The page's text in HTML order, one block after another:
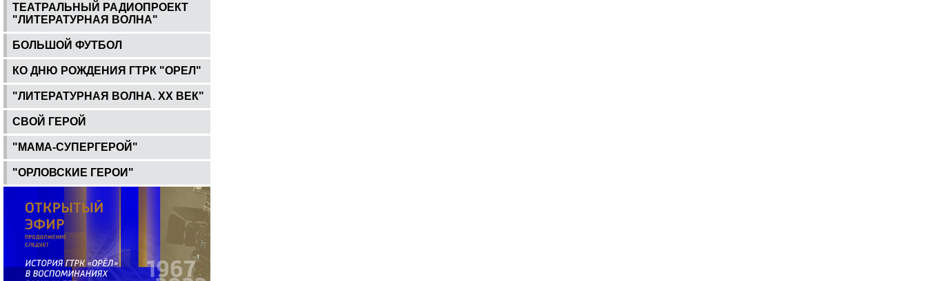
ТЕАТРАЛЬНЫЙ РАДИОПРОЕКТ
"ЛИТЕРАТУРНАЯ ВОЛНА"
БОЛЬШОЙ ФУТБОЛ
КО ДНЮ РОЖДЕНИЯ ГТРК "ОРЕЛ"
"ЛИТЕРАТУРНАЯ ВОЛНА. ХХ ВЕК"
СВОЙ ГЕРОЙ
"МАМА-СУПЕРГЕРОЙ"
"ОРЛОВСКИЕ ГЕРОИ"